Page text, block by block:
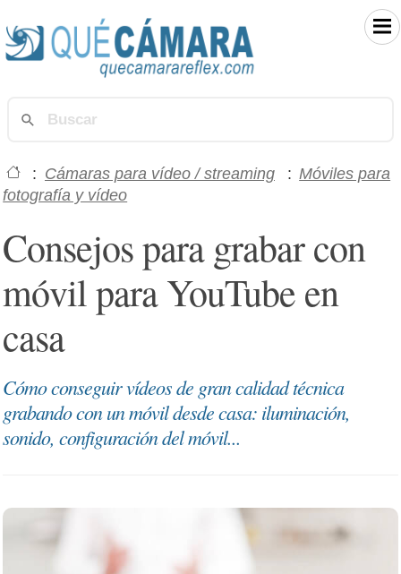
: Cámaras para vídeo / streaming : Móviles para
fotografía y vídeo
Consejos para grabar con
móvil para YouTube en
casa
Cómo conseguir vídeos de gran calidad técnica
grabando con un móvil desde casa: iluminación,
sonido, configuración del móvil...